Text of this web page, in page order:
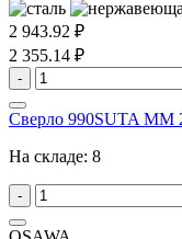
2 943.92 ₽
2 355.14 ₽
-
Сверло 990SUTA MM
На складе: 8
-